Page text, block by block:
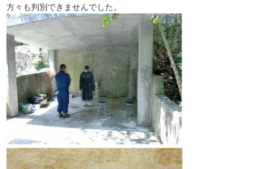
方々も判別できませんでした。